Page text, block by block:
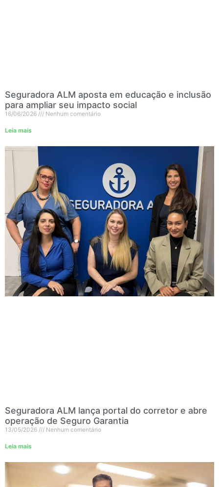
Seguradora ALM aposta em educação e inclusão
para ampliar seu impacto social
16/06/2026 Nenhum comentário
Leia mais
Seguradora ALM lança portal do corretor e abre
operação de Seguro Garantia
13/05/2026 Nenhum comentário
Leia mais